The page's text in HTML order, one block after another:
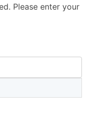
Please enter your